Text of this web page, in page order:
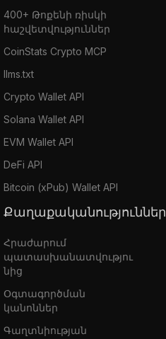
400+ Թոքենի ռիսկի
հաշվետվություններ
CoinStats Crypto MCP
llms.txt
Crypto Wallet API
Solana Wallet API
EVM Wallet API
DeFi API
Bitcoin (xPub) Wallet API
Քաղաքականություններ
Հրաժարում
պատասխանատվությու
նից
Օգտագործման
կանոններ
Գաղտնիության